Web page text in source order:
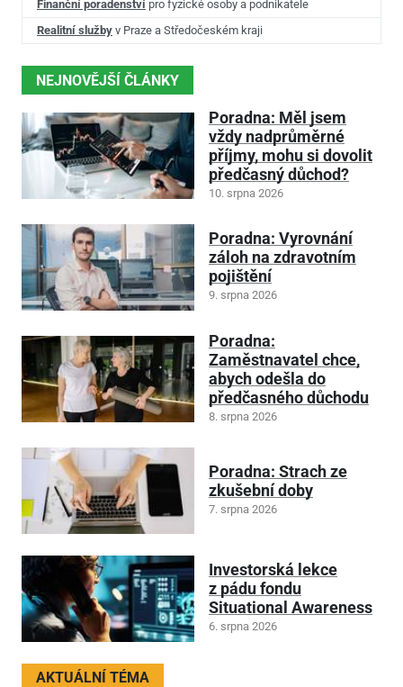
Finanční poradenství pro fyzické osoby a podnikatele
Realitní služby v Praze a Středočeském kraji
NEJNOVĚJŠÍ ČLÁNKY
Poradna: Měl jsem
vždy nadprůměrné
příjmy, mohu si dovolit
předčasný důchod?
10. srpna 2026
Poradna: Vyrovnání
záloh na zdravotním
pojištění
9. srpna 2026
Poradna:
Zaměstnavatel chce,
abych odešla do
předčasného důchodu
8. srpna 2026
Poradna: Strach ze
zkušební doby
7. srpna 2026
Investorská lekce
z pádu fondu
Situational Awareness
6. srpna 2026
AKTUÁLNÍ TÉMA